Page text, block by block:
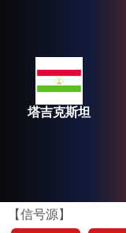
塔吉克斯坦
【信号源】